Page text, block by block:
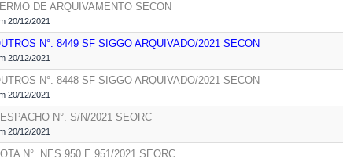
DE ARQUIVAMENTO SECON
20/12/2021
N°. 8449 SF SIGGO ARQUIVADO/2021 SECON
20/12/2021
N°. 8448 SF SIGGO ARQUIVADO/2021 SECON
20/12/2021
N°. S/N/2021 SEORC
20/12/2021
N°. NES 950 E 951/2021 SEORC